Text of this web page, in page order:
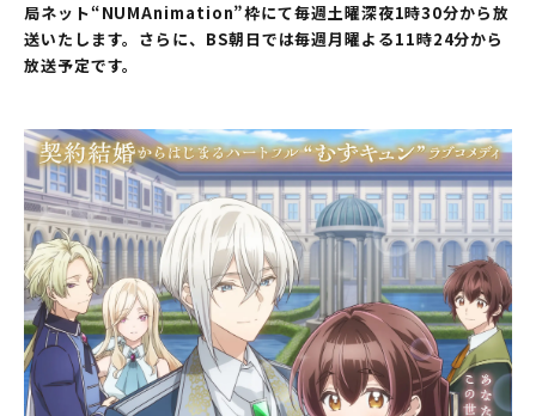
局ネット“NUMAnimation”枠にて毎週土曜深夜1時30分から放
送いたします。さらに、BS朝日では毎週月曜よる11時24分から
放送予定です。